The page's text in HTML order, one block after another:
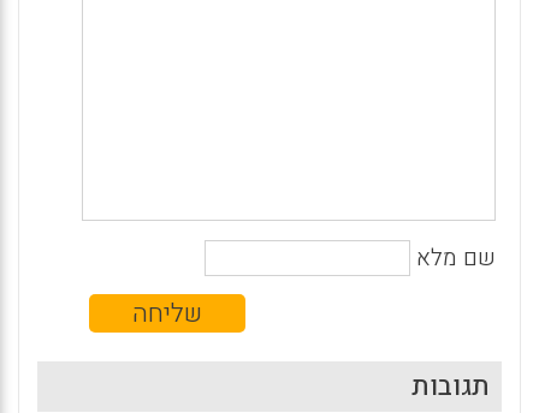
שם מלא
תגובות